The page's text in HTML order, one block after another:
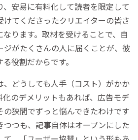
安易に有料化して読者を限定して
けてくださったクリエイターの皆さ
ります。取材を受けることで、自
がたくさんの人に届くことが、彼
役割だからです。
どうしても人手（コスト）がかか
化のデメリットもあれば、広告モデ
の狭間でずっと悩んできたわけです
つも、記事自体はオープンにした